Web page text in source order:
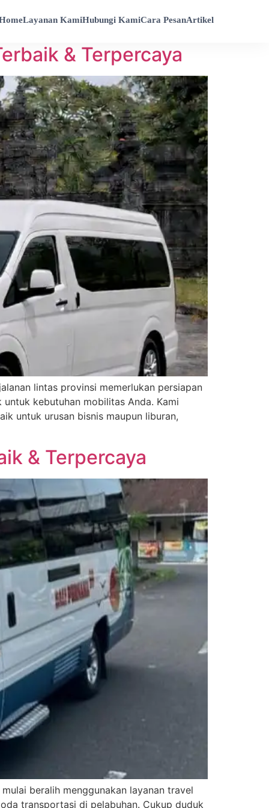
Layanan KamiHubungi KamiCara PesanArtikel
& Terpercaya
lintas provinsi memerlukan persiapan
kebutuhan mobilitas Anda. Kami
untuk urusan bisnis maupun liburan,
& Terpercaya
beralih menggunakan layanan travel
transportasi di pelabuhan. Cukup duduk